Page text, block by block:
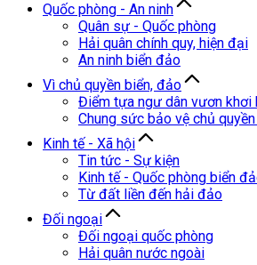
Quốc phòng - An ninh
Quân sự - Quốc phòng
Hải quân chính quy, hiện đại
An ninh biển đảo
Vì chủ quyền biển, đảo
Điểm tựa ngư dân vươn khơi
Chung sức bảo vệ chủ
Kinh tế - Xã hội
Tin tức - Sự kiện
Kinh tế - Quốc phòng biển
Từ đất liền đến hải đảo
Đối ngoại
Đối ngoại quốc phòng
Hải quân nước ngoài